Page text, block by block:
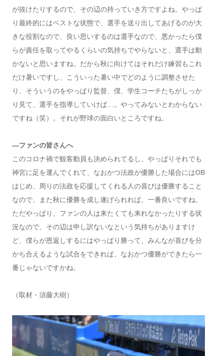
が抜けたりするので、その辺の持っていき方ですよね。やっぱ
り最終的にはベストな状態で、選手を送り出してあげるのが大
きな役割なので、良い思いするのは選手なので、悪かったら僕
らが責任を取ってやるくらいの気持ちでやらないと、選手は動
かないと思いますね。だから秋に向けてはそれだけ練習もこれ
だけ暑いですし、こういった暑い中でどのように調整させた
り、そういうのをやっぱり監督、僕、学生コーチたちがしっか
り見て、選手を指導していけば…。やってみないとわからない
ですね（笑）。それが野球の面白いところですね。
―ファンの皆さんへ
このコロナ禍で観客動員も決められてるし、やっぱりそれでも
神宮に足を運んでくれて、なおかつ法政が優勝した場合にはOB
はじめ、周りの法政を応援してくれる人の喜びは優勝すること
なので、また秋に優勝を成し遂げられれば、一番良いですね。
ただやっぱり、ファンの人は来たくても来れなかったりする状
況なので、その辺は申し訳ないなという気持ちがありますけ
ど、僕らが恩返しするにはやっぱり勝って、みんなが喜びを分
かち合えるような試合をできれば、なおかつ優勝ができたら一
番じゃないですかね。
（取材・須藤大樹）